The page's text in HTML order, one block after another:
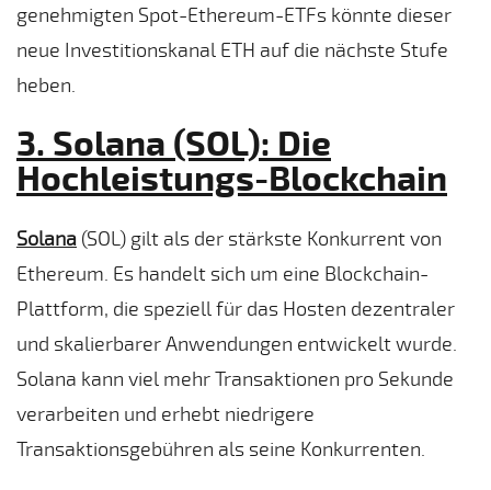
genehmigten Spot-Ethereum-ETFs könnte dieser
neue Investitionskanal ETH auf die nächste Stufe
heben.
3. Solana (SOL): Die
Hochleistungs-Blockchain
Solana (SOL) gilt als der stärkste Konkurrent von
Ethereum. Es handelt sich um eine Blockchain-
Plattform, die speziell für das Hosten dezentraler
und skalierbarer Anwendungen entwickelt wurde.
Solana kann viel mehr Transaktionen pro Sekunde
verarbeiten und erhebt niedrigere
Transaktionsgebühren als seine Konkurrenten.